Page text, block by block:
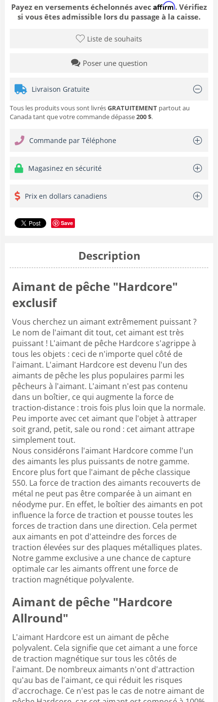
Payez en versements échelonnés avec Affirm. Vérifiez
si vous êtes admissible lors du passage à la caisse.
Liste de souhaits
Poser une question
Livraison Gratuite
Tous les produits vous sont livrésGRATUITEMENT partout au
Canada tant que votre commande dépasse200 $.
Commande par Téléphone
Magasinez en sécurité
Prix en dollars canadiens
Save
Description
Aimant de pêche "Hardcore"
exclusif
Vous cherchez un aimant extrêmement puissant ?
Le nom de l'aimant dit tout, cet aimant est très
puissant ! L'aimant de pêche Hardcore s'agrippe à
tous les objets : ceci de n'importe quel côté de
l'aimant. L'aimant Hardcore est devenu l'un des
aimants de pêche les plus populaires parmi les
pêcheurs à l'aimant. L'aimant n'est pas contenu
dans un boîtier, ce qui augmente la force de
traction-distance : trois fois plus loin que la normale.
Peu importe avec cet aimant que l'objet à attraper
soit grand, petit, sale ou rond : cet aimant attrape
simplement tout.
Nous considérons l'aimant Hardcore comme l'un
des aimants les plus puissants de notre gamme.
Encore plus fort que l'aimant de pêche classique
550. La force de traction des aimants recouverts de
métal ne peut pas être comparée à un aimant en
néodyme pur. En effet, le boîtier des aimants en pot
influence la force de traction et pousse toutes les
forces de traction dans une direction. Cela permet
aux aimants en pot d'atteindre des forces de
traction élevées sur des plaques métalliques plates.
Notre gamme exclusive a une chance de capture
optimale car les aimants offrent une force de
traction magnétique polyvalente.
Aimant de pêche "Hardcore
Allround"
L'aimant Hardcore est un aimant de pêche
polyvalent. Cela signifie que cet aimant a une force
de traction magnétique sur tous les côtés de
l'aimant. De nombreux aimants n'ont d'attraction
qu'au bas de l'aimant, ce qui réduit les risques
d'accrochage. Ce n'est pas le cas de notre aimant de